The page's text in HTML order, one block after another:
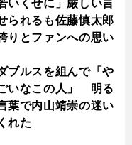
いくせに」厳しい言
られるも佐藤慎太郎
りとファンへの思い
ブルスを組んで「や
いなこの人」 明る
葉で内山靖崇の迷い
れた